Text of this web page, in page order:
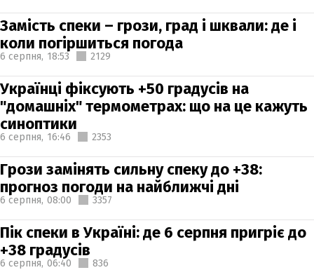
Замість спеки – грози, град і шквали: де і
коли погіршиться погода
6 серпня, 18:53 2129
Українці фіксують +50 градусів на
"домашніх" термометрах: що на це кажуть
синоптики
6 серпня, 16:46 2353
Грози замінять сильну спеку до +38:
прогноз погоди на найближчі дні
6 серпня, 08:00 3357
Пік спеки в Україні: де 6 серпня пригріє до
+38 градусів
6 серпня, 06:40 836